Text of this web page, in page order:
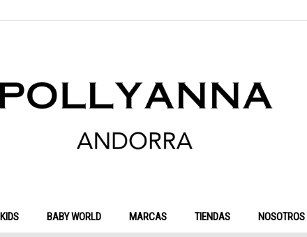
KIDS BABY WORLD MARCAS TIENDAS NOSOTROS